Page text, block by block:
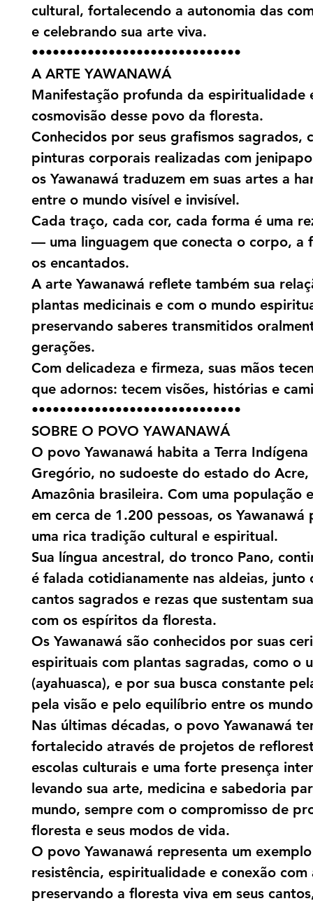
cultural, fortalecendo a autonomia das
e celebrando sua arte viva.
••••••••••••••••••••••••••••••
A ARTE YAWANAWÁ
Manifestação profunda da espiritualidade
cosmovisão desse povo da floresta.
Conhecidos por seus grafismos sagrados,
pinturas corporais realizadas com
os Yawanawá traduzem em suas artes a
entre o mundo visível e invisível.
Cada traço, cada cor, cada forma é uma
— uma linguagem que conecta o corpo, a
os encantados.
A arte Yawanawá reflete também sua
plantas medicinais e com o mundo
preservando saberes transmitidos
gerações.
Com delicadeza e firmeza, suas mãos
que adornos: tecem visões, histórias e
••••••••••••••••••••••••••••••
SOBRE O POVO YAWANAWÁ
O povo Yawanawá habita a Terra Indígena
Gregório, no sudoeste do estado do Acre,
Amazônia brasileira. Com uma população
em cerca de 1.200 pessoas, os Yawanawá
uma rica tradição cultural e espiritual.
Sua língua ancestral, do tronco Pano,
é falada cotidianamente nas aldeias, junto
cantos sagrados e rezas que sustentam
com os espíritos da floresta.
Os Yawanawá são conhecidos por suas
espirituais com plantas sagradas, como o
(ayahuasca), e por sua busca constante
pela visão e pelo equilíbrio entre os
Nas últimas décadas, o povo Yawanawá
fortalecido através de projetos de
escolas culturais e uma forte presença
levando sua arte, medicina e sabedoria
mundo, sempre com o compromisso de
floresta e seus modos de vida.
O povo Yawanawá representa um
resistência, espiritualidade e conexão com
preservando a floresta viva em seus